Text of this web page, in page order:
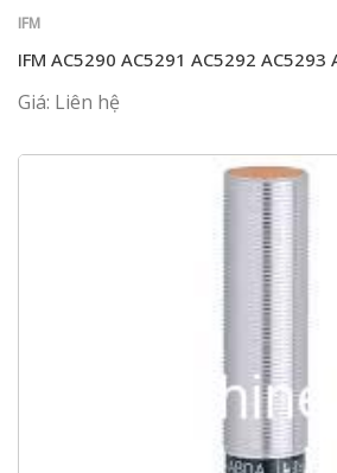
IFM
IFM AC5290 AC5291 AC5292 AC5293
Giá: Liên hệ